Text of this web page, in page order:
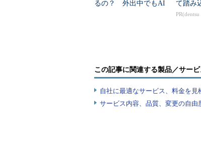
るの？ 外出中でもAI
て踏み
PR(dentsu
この記事に関連する製品／サー
自社に最適なサービス、料金を見
サービス内容、品質、変更の自